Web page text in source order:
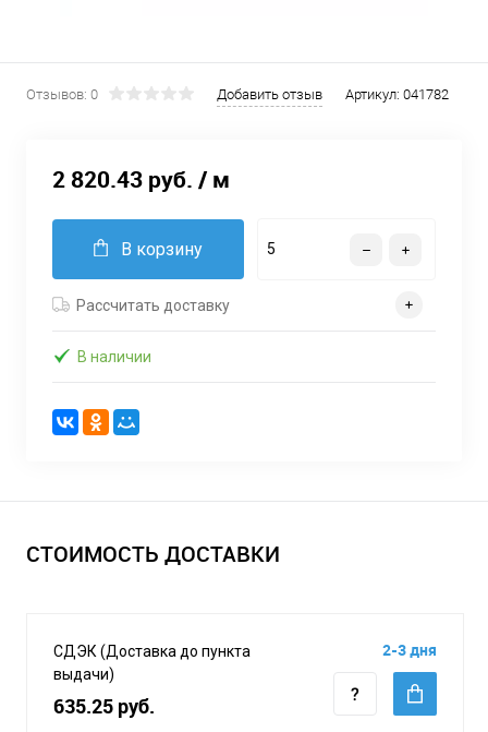
Отзывов: 0 Добавить отзыв Артикул: 041782
2 820.43 руб. / м
В корзину
Рассчитать доставку
В наличии
СТОИМОСТЬ ДОСТАВКИ
СДЭК (Доставка до пункта
выдачи)
635.25 руб.
2-3 дня